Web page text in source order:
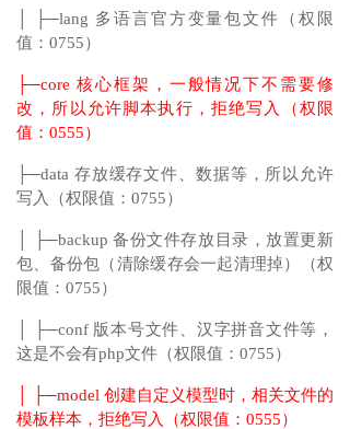
│ ├─lang 多语言官方变量包文件（权限
值：0755）
├─core 核心框架，一般情况下不需要修
改，所以允许脚本执行，拒绝写入（权限
值：0555）
├─data 存放缓存文件、数据等，所以允许
写入（权限值：0755）
│ ├─backup 备份文件存放目录，放置更新
包、备份包（清除缓存会一起清理掉）（权
限值：0755）
│ ├─conf 版本号文件、汉字拼音文件等，
这是不会有php文件（权限值：0755）
│ ├─model 创建自定义模型时，相关文件的
模板样本，拒绝写入（权限值：0555）